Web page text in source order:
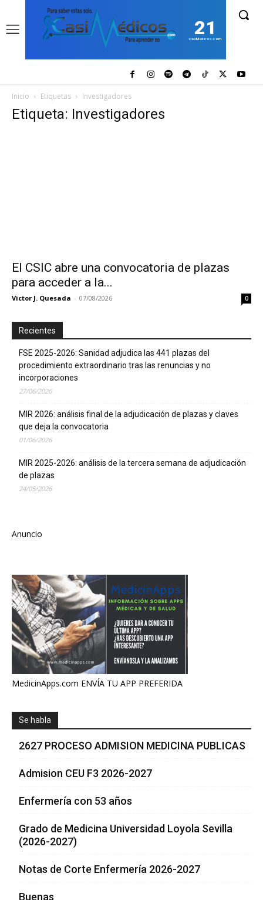
21
casiMedicos.com
Inicio Etiquetas Investigadores
Etiqueta: Investigadores
El CSIC abre una convocatoria de plazas
para acceder a la...
Victor J. Quesada - 07/08/2026 0
Recientes
FSE 2025-2026: Sanidad adjudica las 441 plazas del
procedimiento extraordinario tras las renuncias y no
incorporaciones
27/06/2026
MIR 2026: análisis final de la adjudicación de plazas y claves
que deja la convocatoria
01/06/2026
MIR 2025-2026: análisis de la tercera semana de adjudicación
de plazas
24/05/2026
Anuncio
MedicinApps.com ENVÍA TU APP PREFERIDA
Se habla
2627 PROCESO ADMISION MEDICINA PUBLICAS
Admision CEU F3 2026-2027
Enfermería con 53 años
Grado de Medicina Universidad Loyola Sevilla
(2026-2027)
Notas de Corte Enfermería 2026-2027
Buenas